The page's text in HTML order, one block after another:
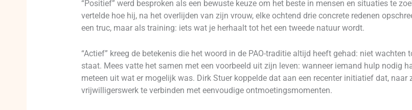
“Positief” werd besproken als een bewuste keuze om het beste in mensen en situaties te
vertelde hoe hij, na het overlijden van zijn vrouw, elke ochtend drie concrete redenen
een truc, maar als training: iets wat je herhaalt tot het een tweede natuur wordt.
“Actief” kreeg de betekenis die het woord in de PAO-traditie altijd heeft gehad: niet
staat. Mees vatte het samen met een voorbeeld uit zijn leven: wanneer iemand hulp nodig
meteen uit wat er mogelijk was. Dirk Stuer koppelde dat aan een recenter initiatief dat,
vrijwilligerswerk te verbinden met eenvoudige ontmoetingsmomenten.